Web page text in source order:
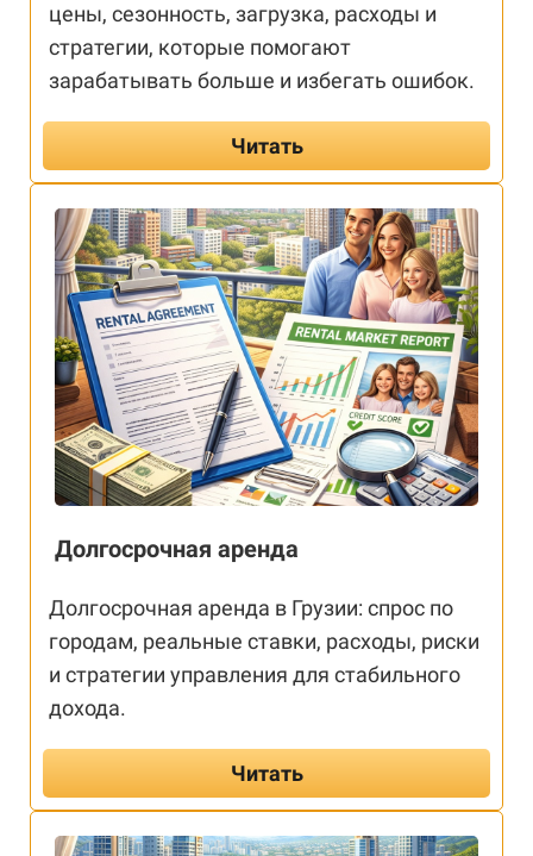
цены, сезонность, загрузка, расходы и
стратегии, которые помогают
зарабатывать больше и избегать ошибок.
Читать
Долгосрочная аренда
Долгосрочная аренда в Грузии: спрос по
городам, реальные ставки, расходы, риски
и стратегии управления для стабильного
дохода.
Читать